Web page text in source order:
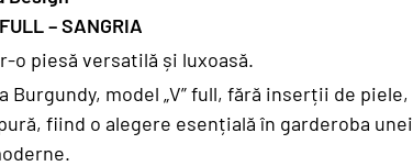
– SANGRIA
o piesă versatilă și luxoasă.
model „V” full, fără inserții de piele,
fiind o alegere esențială în garderoba unei